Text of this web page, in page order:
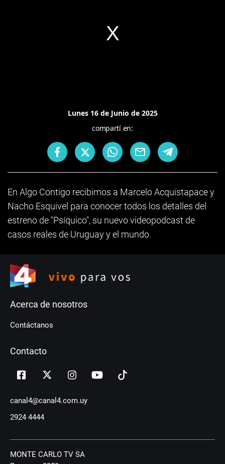
Lunes 16 de Junio de 2025
compartí en:
En Algo Contigo recibimos a Marcelo Acquistapace y
Nacho Esquivel para conocer todos los detalles del
estreno de "Psíquico", su nuevo videopodcast de
casos reales de Uruguay y el mundo.
Acerca de nosotros
Contáctanos
Contacto
canal4@canal4.com.uy
2924 4444
MONTE CARLO TV SA